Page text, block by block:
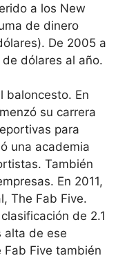
a los New
de dinero
De 2005 a
dólares al año.
baloncesto. En
su carrera
para
una academia
También
En 2011,
The Fab Five.
de 2.1
alta de ese
Fab Five también